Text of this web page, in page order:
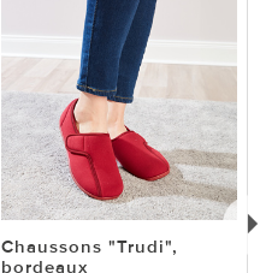
Chaussons "Trudi",
bordeaux